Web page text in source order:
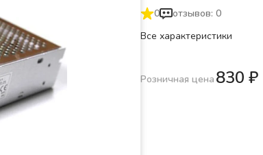
0
отзывов: 0
Все характеристики
Розничная цена 830 ₽